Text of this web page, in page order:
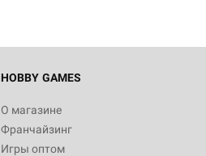
HOBBY GAMES
О магазине
Франчайзинг
Игры оптом
Белая смерть
12 990
Настольная игра Hobby World